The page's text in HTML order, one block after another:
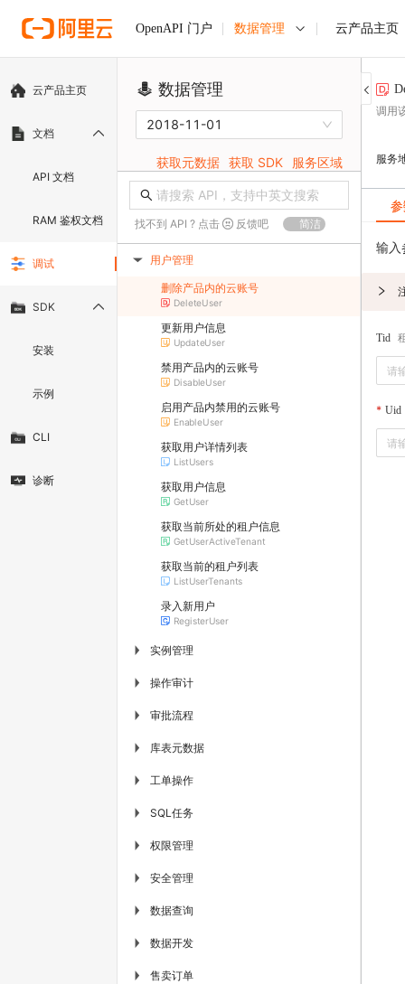
OpenAPI 门户 数据管理 云产品主页
云产品主页
文档
API 文档
RAM 鉴权文档
调试
SDK
安装
示例
CLI
诊断
数据管理
2018-11-01
获取元数据 获取 SDK 服务区域
找不到 API ? 点击 反馈吧 简洁
▶ 用户管理
删除产品内的云账号
DeleteUser
更新用户信息
UpdateUser
禁用产品内的云账号
DisableUser
启用产品内禁用的云账号
EnableUser
获取用户详情列表
ListUsers
获取用户信息
GetUser
获取当前所处的租户信息
GetUserActiveTenant
获取当前的租户列表
ListUserTenants
录入新用户
RegisterUser
▶ 实例管理
▶ 操作审计
▶ 审批流程
▶ 库表元数据
▶ 工单操作
▶ SQL任务
▶ 权限管理
▶ 安全管理
▶ 数据查询
▶ 数据开发
▶ 售卖订单
调用
服务
输入
Tid
Uid